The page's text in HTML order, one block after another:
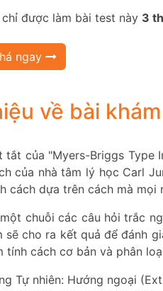
chỉ được làm bài test này 3
ngay
về bài
tắt của "Myers-Briggs
của nhà tâm lý học Carl
cách dựa trên cách mà
chuỗi các câu hỏi trắc
sẽ cho ra kết quả để đánh
tính cách cơ bản và phân
Tự nhiên: Hướng ngoại